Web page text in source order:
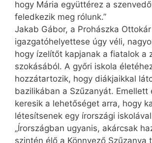
hogy Mária együttérez a
feledkezik meg rólunk.”
Jakab Gábor, a Prohászka
igazgatóhelyettese úgy véli,
hogy ízelítőt kapjanak a fiatalok a
szokásából. A győri iskola
hozzátartozik, hogy diákjaikkal
bazilikában a Szűzanyát. Emellett
keresik a lehetőséget arra, hogy
létesítsenek egy írországi
„Írországban ugyanis, akárcsak
szintén élő a Könnyező Szűzanya